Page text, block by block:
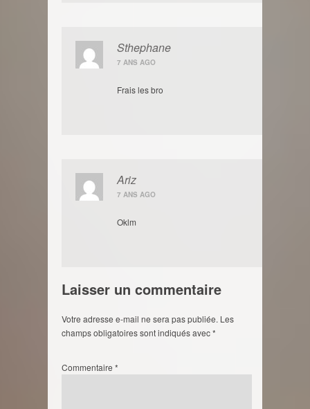
Sthephane
7 ANS AGO
Frais les bro
Ariz
7 ANS AGO
Oklm
Laisser un commentaire
Votre adresse e-mail ne sera pas publiée. Les
champs obligatoires sont indiqués avec*
Commentaire *